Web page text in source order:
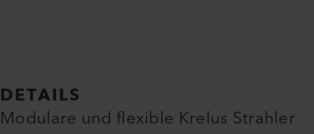
DETAILS
Modulare und flexible Krelus Strahler